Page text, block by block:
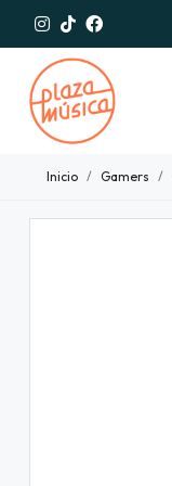
Inicio Gamers